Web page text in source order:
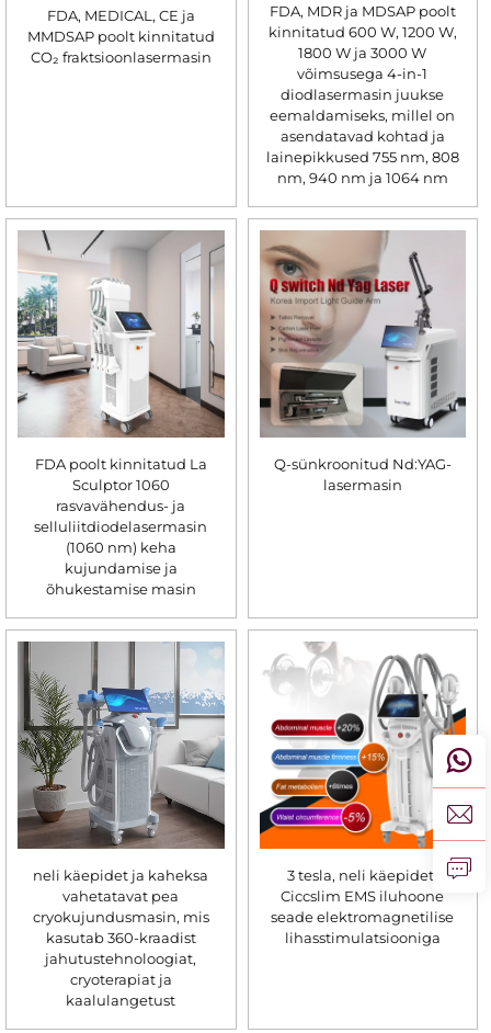
FDA, MEDICAL, CE ja
MMDSAP poolt kinnitatud
CO₂ fraktsioonlasermasin
FDA, MDR ja MDSAP poolt
kinnitatud 600 W, 1200 W,
1800 W ja 3000 W
võimsusega 4-in-1
diodlasermasin juukse
eemaldamiseks, millel on
asendatavad kohtad ja
lainepikkused 755 nm, 808
nm, 940 nm ja 1064 nm
FDA poolt kinnitatud La
Sculptor 1060
rasvavähendus- ja
selluliitdiodelasermasin
(1060 nm) keha
kujundamise ja
õhukestamise masin
Q-sünkroonitud Nd:YAG-
lasermasin
neli käepidet ja kaheksa
vahetatavat pea
cryokujundusmasin, mis
kasutab 360-kraadist
jahutustehnoloogiat,
cryoterapiat ja
kaalulangetust
3 tesla, neli käepidet,
Ciccslim EMS iluhoone
seade elektromagnetilise
lihasstimulatsiooniga